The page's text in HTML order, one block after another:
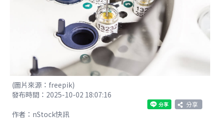
(圖片來源：freepik)
發布時間：2025-10-02 18:07:16
分享
作者：nStock快訊